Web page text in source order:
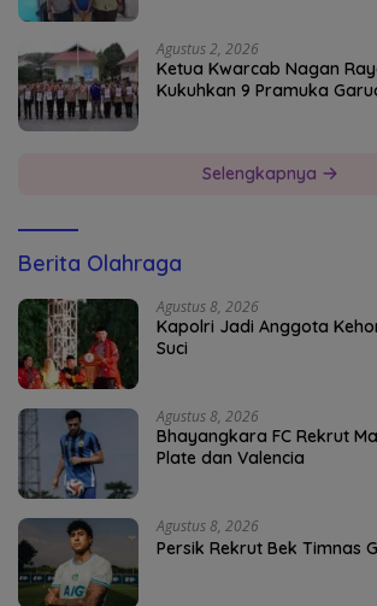
Agustus 2, 2026
Ketua Kwarcab Nagan
Kukuhkan 9 Pramuka
Selengkapnya
Berita Olahraga
Agustus 8, 2026
Kapolri Jadi Anggota
Suci
Agustus 8, 2026
Bhayangkara FC Rekrut
Plate dan Valencia
Agustus 8, 2026
Persik Rekrut Bek Timnas